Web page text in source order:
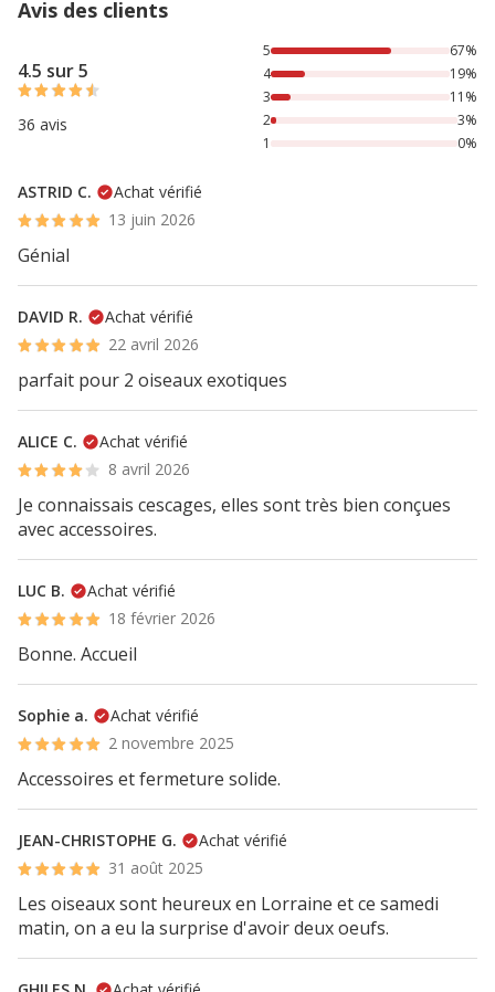
Avis des clients
4.5 sur 5
36 avis
67% des personnes lont noté avec {1} étoiles, 19% des
5
67%
4
19%
3
11%
2
3%
1
0%
ASTRID C.
Achat vérifié
13 juin 2026
Génial
DAVID R.
Achat vérifié
22 avril 2026
parfait pour 2 oiseaux exotiques
ALICE C.
Achat vérifié
8 avril 2026
Je connaissais cescages, elles sont très bien conçues
avec accessoires.
LUC B.
Achat vérifié
18 février 2026
Bonne. Accueil
Sophie a.
Achat vérifié
2 novembre 2025
Accessoires et fermeture solide.
JEAN-CHRISTOPHE G.
Achat vérifié
31 août 2025
Les oiseaux sont heureux en Lorraine et ce samedi
matin, on a eu la surprise d'avoir deux oeufs.